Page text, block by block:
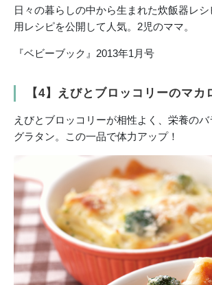
日々の暮らしの中から生まれた炊飯器レ
用レシピを公開して人気。2児のママ。
『ベビーブック』2013年1月号
【4】えびとブロッコリーのマカ
えびとブロッコリーが相性よく、栄養の
グラタン。この一品で体力アップ！